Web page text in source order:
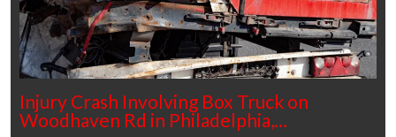
Injury Crash Involving Box Truck on
Woodhaven Rd in Philadelphia,…